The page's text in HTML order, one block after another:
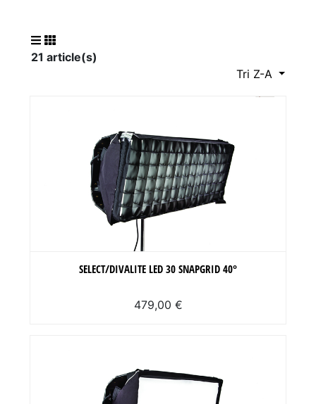
21 article(s)
Tri Z-A
SELECT/DIVALITE LED 30 SNAPGRID 40°
479,00 €